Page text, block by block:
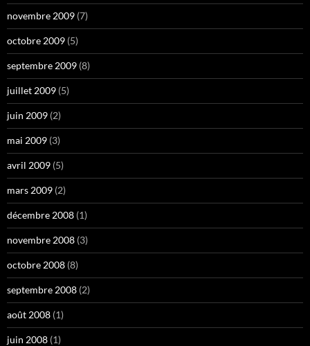
novembre 2009 (7)
octobre 2009 (5)
septembre 2009 (8)
juillet 2009 (5)
juin 2009 (2)
mai 2009 (3)
avril 2009 (5)
mars 2009 (2)
décembre 2008 (1)
novembre 2008 (3)
octobre 2008 (8)
septembre 2008 (2)
août 2008 (1)
juin 2008 (1)